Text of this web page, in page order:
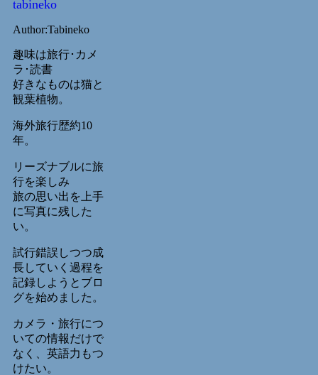
tabineko
Author:Tabineko
趣味は旅行･カメ
ラ･読書
好きなものは猫と
観葉植物。
海外旅行歴約10
年。
リーズナブルに旅
行を楽しみ
旅の思い出を上手
に写真に残した
い。
試行錯誤しつつ成
長していく過程を
記録しようとブロ
グを始めました。
カメラ・旅行につ
いての情報だけで
なく、英語力もつ
けたい。